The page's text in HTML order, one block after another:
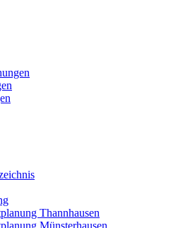
Thannhausen
Münsterhausen